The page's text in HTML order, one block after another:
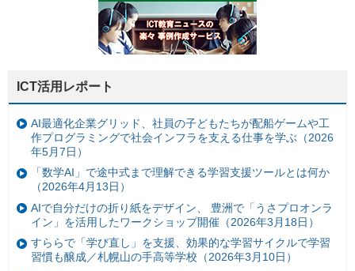
ICT活用レポート
AI最適化企業グリッド、社員の子どもたちが配船ゲームや工
作プログラミングで社会インフラを支える仕事を学ぶ（2026
年5月7日）
「数学AI」で途中式まで理解できる学習支援ツールとは何か
（2026年4月13日）
AIで自分だけの折り紙をデザイン、 豊洲で「うさプロオンラ
イン」を活用したワークショップ開催（2026年3月18日）
すららで「学び直し」を支援、効果的な学習サイクルで学習
習慣も醸成／札幌山の手高等学校（2026年3月10日）